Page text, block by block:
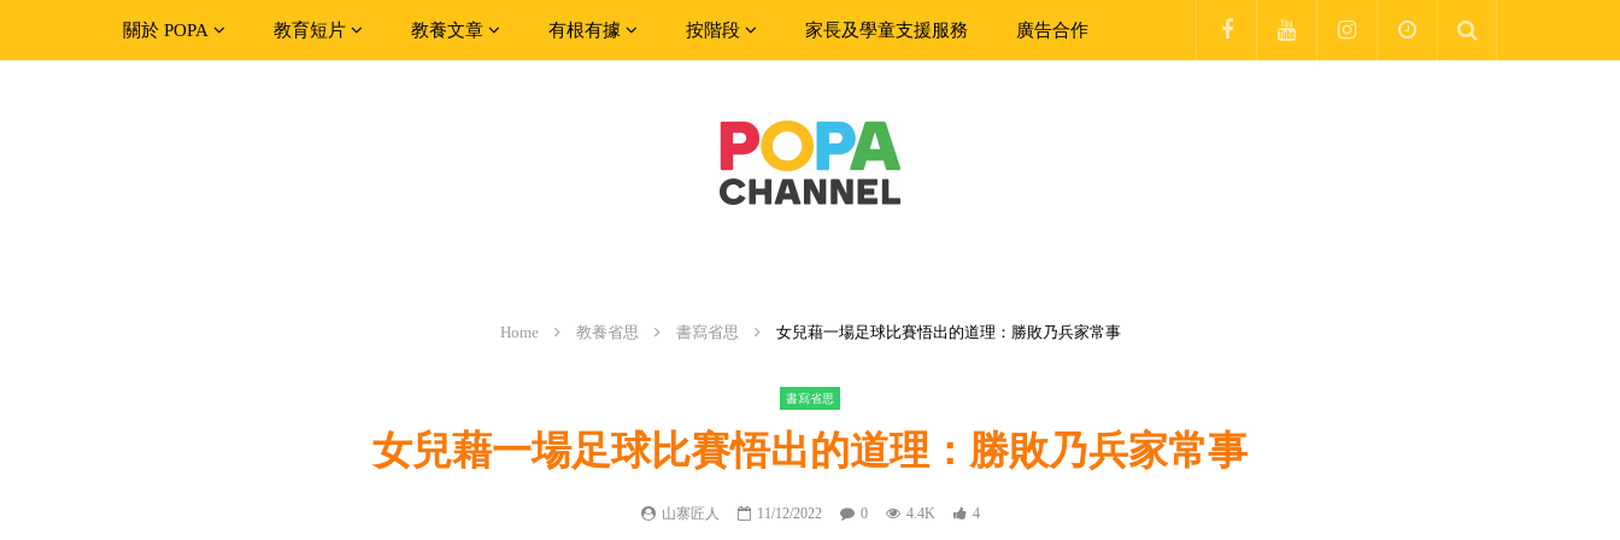
關於 POPA 教育短片 教養文章 有根有據 按階段 家長及學童支援服務 廣告合作
Home 教養省思 書寫省思 女兒藉一場足球比賽悟出的道理：勝敗乃兵家常事
書寫省思
女兒藉一場足球比賽悟出的道理：勝敗乃兵家常事
山寨匠人 11/12/2022 0 4.4K 4